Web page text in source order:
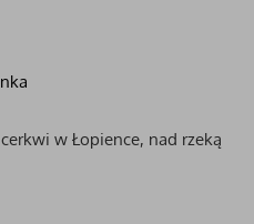
w Łopience, nad rzeką